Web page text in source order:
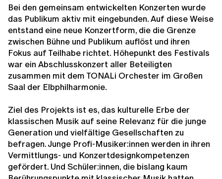
Bei den gemeinsam entwickelten Konzerten wurde
das Publikum aktiv mit eingebunden. Auf diese Weise
entstand eine neue Konzertform, die die Grenze
zwischen Bühne und Publikum auflöst und ihren
Fokus auf Teilhabe richtet. Höhepunkt des Festivals
war ein Abschlusskonzert aller Beteiligten
zusammen mit dem TONALi Orchester im Großen
Saal der Elbphilharmonie.
Ziel des Projekts ist es, das kulturelle Erbe der
klassischen Musik auf seine Relevanz für die junge
Generation und vielfältige Gesellschaften zu
befragen. Junge Profi-Musiker:innen werden in ihren
Vermittlungs- und Konzertdesignkompetenzen
gefördert. Und Schüler:innen, die bislang kaum